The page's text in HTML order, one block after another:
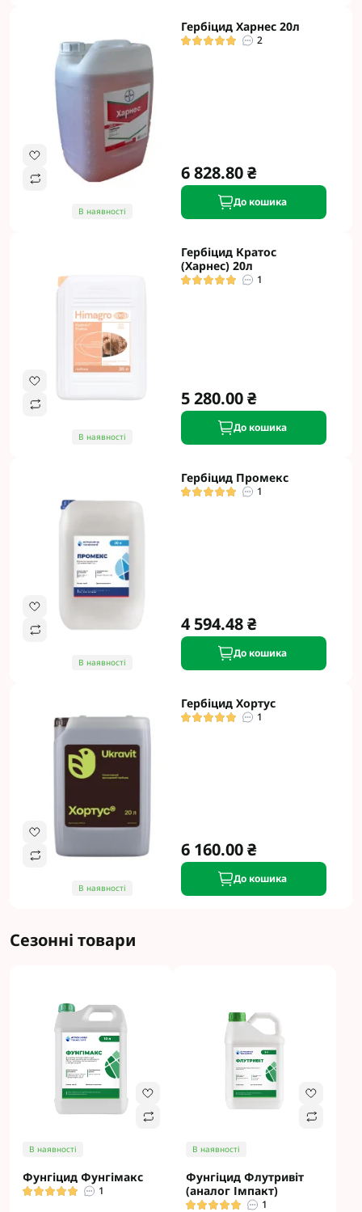
В наявності
Гербіцид Харнес 20л
2
6 828.80 ₴
До кошика
В наявності
Гербіцид Кратос
(Харнес) 20л
1
5 280.00 ₴
До кошика
В наявності
Гербіцид Промекс
1
4 594.48 ₴
До кошика
В наявності
Гербіцид Хортус
1
6 160.00 ₴
До кошика
Сезонні товари
В наявності
Фунгіцид Фунгімакс
1
В наявності
Фунгіцид Флутривіт
(аналог Імпакт)
1